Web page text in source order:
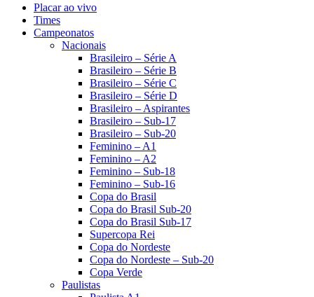
Placar ao vivo
Times
Campeonatos
Nacionais
Brasileiro – Série A
Brasileiro – Série B
Brasileiro – Série C
Brasileiro – Série D
Brasileiro – Aspirantes
Brasileiro – Sub-17
Brasileiro – Sub-20
Feminino – A1
Feminino – A2
Feminino – Sub-18
Feminino – Sub-16
Copa do Brasil
Copa do Brasil Sub-20
Copa do Brasil Sub-17
Supercopa Rei
Copa do Nordeste
Copa do Nordeste – Sub-20
Copa Verde
Paulistas